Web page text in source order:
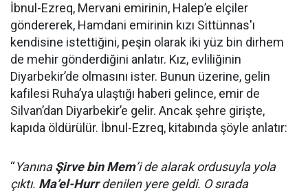
İbnul-Ezreq, Mervani emirinin, Halep’e elçiler
göndererek, Hamdani emirinin kızı Sittünnas'ı
kendisine istettiğini, peşin olarak iki yüz bin dirhem
de mehir gönderdiğini anlatır. Kız, evliliğinin
Diyarbekir’de olmasını ister. Bunun üzerine, gelin
kafilesi Ruha’ya ulaştığı haberi gelince, emir de
Silvan’dan Diyarbekir’e gelir. Ancak şehre girişte,
kapıda öldürülür. İbnul-Ezreq, kitabında şöyle anlatır:
“YanınaŞirve bin Mem’i de alarak ordusuyla yola
çıktı. Ma’el-Hurrdenilen yere geldi. O sırada